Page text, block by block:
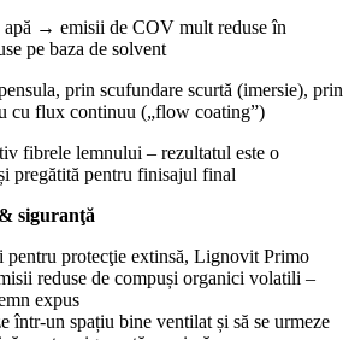
apă → emisii de COV mult reduse în
pe baza de solvent
prin scufundare scurtă (imersie), prin
cu flux continuu („flow coating”)
fibrele lemnului – rezultatul este o
pregătită pentru finisajul final
siguranţă
pentru protecţie extinsă, Lignovit Primo
reduse de compuși organici volatili –
expus
într-un spațiu bine ventilat și să se urmeze